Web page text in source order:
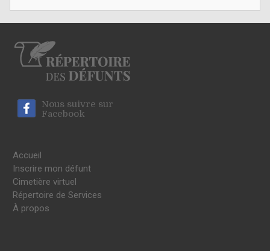
Nous suivre sur
Facebook
Accueil
Inscrire mon défunt
Cimetière virtuel
Répertoire de Services
À propos